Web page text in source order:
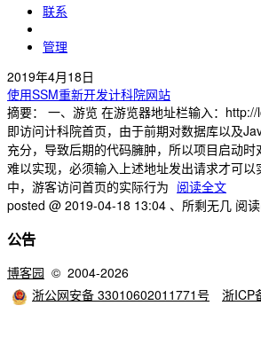
联系
管理
2019年4月18日
使用SSM重新开发计科院网站
摘要： 一、游览 在游览器地址栏输入：http://
即访问计科院首页，由于前期对数据库以及
充分，导致后期的代码臃肿，所以项目启动
难以实现，必须输入上述地址发出请求才可
中，游客访问首页的实际行为 阅读全文
posted @ 2019-04-18 13:04 、所剩无几 阅
公告
博客园 © 2004-2026
浙公网安备 33010602011771号
浙ICP